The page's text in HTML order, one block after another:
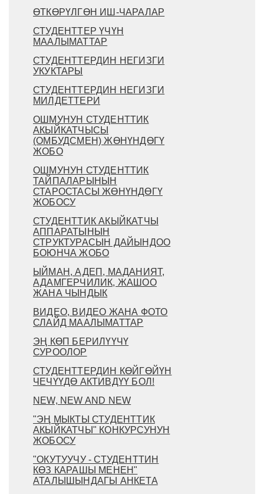
ӨТКӨРҮЛГӨН ИШ-ЧАРАЛАР
СТУДЕНТТЕР ҮЧҮН
МААЛЫМАТТАР
СТУДЕНТТЕРДИН НЕГИЗГИ
УКУКТАРЫ
СТУДЕНТТЕРДИН НЕГИЗГИ
МИЛДЕТТЕРИ
ОШМУНУН СТУДЕНТТИК
АКЫЙКАТЧЫСЫ
(ОМБУДСМЕН) ЖӨНҮНДӨГҮ
ЖОБО
ОШМУНУН СТУДЕНТТИК
ТАЙПАЛАРЫНЫН
СТАРОСТАСЫ ЖӨНҮНДӨГҮ
ЖОБОСУ
СТУДЕНТТИК АКЫЙКАТЧЫ
АППАРАТЫНЫН
СТРУКТУРАСЫН ДАЙЫНДОО
БОЮНЧА ЖОБО
ЫЙМАН, АДЕП, МАДАНИЯТ,
АДАМГЕРЧИЛИК, ЖАШОО
ЖАНА ЧЫНДЫК
ВИДЕО, ВИДЕО ЖАНА ФОТО
СЛАЙД МААЛЫМАТТАР
ЭҢ КӨП БЕРИЛҮҮЧҮ
СУРООЛОР
СТУДЕНТТЕРДИН КӨЙГӨЙҮН
ЧЕЧҮҮДӨ АКТИВДҮҮ БОЛ!
NEW, NEW AND NEW
"ЭҢ МЫКТЫ СТУДЕНТТИК
АКЫЙКАТЧЫ" КОНКУРСУНУН
ЖОБОСУ
"ОКУТУУЧУ - СТУДЕНТТИН
КӨЗ КАРАШЫ МЕНЕН"
АТАЛЫШЫНДАГЫ АНКЕТА